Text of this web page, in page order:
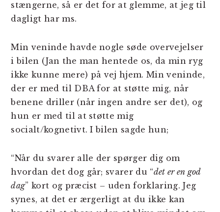
stængerne, så er det for at glemme, at jeg til
dagligt har ms.
Min veninde havde nogle søde overvejelser
i bilen (Jan the man hentede os, da min ryg
ikke kunne mere) på vej hjem. Min veninde,
der er med til DBA for at støtte mig, når
benene driller (når ingen andre ser det), og
hun er med til at støtte mig
socialt/kognetivt. I bilen sagde hun;
“Når du svarer alle der spørger dig om
hvordan det dog går; svarer du “det er en god
dag” kort og præcist – uden forklaring. Jeg
synes, at det er ærgerligt at du ikke kan